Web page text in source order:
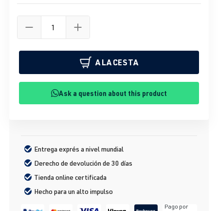
A LA CESTA
Ask a question about this product
Entrega exprés a nivel mundial
Derecho de devolución de 30 días
Tienda online certificada
Hecho para un alto impulso
Pago por